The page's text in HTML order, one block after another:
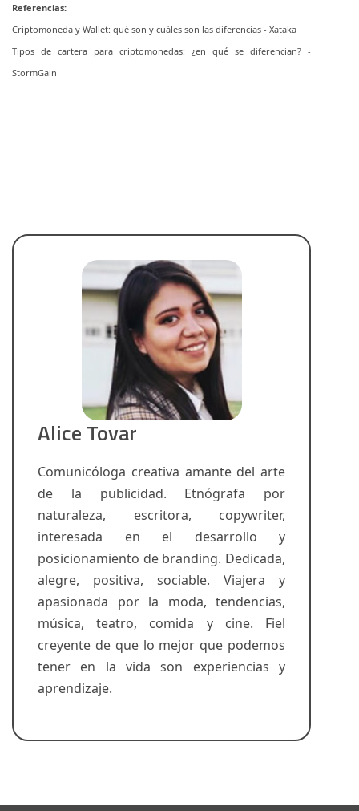
Referencias:
Criptomoneda y Wallet: qué son y cuáles son las diferencias - Xataka
Tipos de cartera para criptomonedas: ¿en qué se diferencian? -
StormGain
Alice Tovar
Comunicóloga creativa amante del arte
de la publicidad. Etnógrafa por
naturaleza, escritora, copywriter,
interesada en el desarrollo y
posicionamiento de branding. Dedicada,
alegre, positiva, sociable. Viajera y
apasionada por la moda, tendencias,
música, teatro, comida y cine. Fiel
creyente de que lo mejor que podemos
tener en la vida son experiencias y
aprendizaje.